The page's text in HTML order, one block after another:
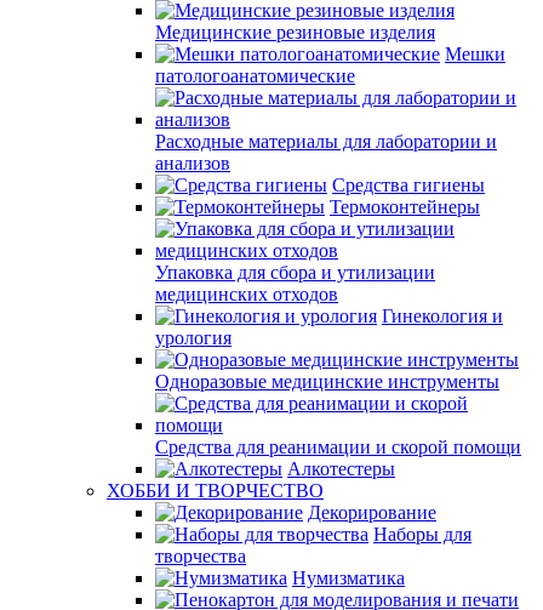
Медицинские резиновые изделия
Мешки
патологоанатомические
Расходные материалы для лаборатории и
анализов
Средства гигиены
Термоконтейнеры
Упаковка для сбора и утилизации
медицинских отходов
Гинекология и
урология
Одноразовые медицинские инструменты
Средства для реанимации и скорой помощи
Алкотестеры
ХОББИ И ТВОРЧЕСТВО
Декорирование
Наборы для
творчества
Нумизматика